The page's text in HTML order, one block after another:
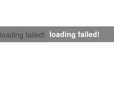
loading failed! loading failed!